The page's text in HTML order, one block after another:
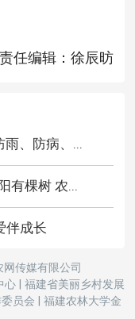
责任编辑：徐辰昉
雨、防病、...
有棵树 农...
伴成长
传媒有限公司
心
福建省美丽乡村发展
员会
福建农林大学金